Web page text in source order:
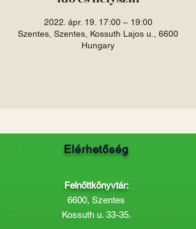
2022. ápr. 19. 17:00 – 19:00
Szentes, Szentes, Kossuth Lajos u., 6600
Hungary
Elérhetőség
Felnőttkönyvtár:
6600, Szentes
Kossuth u. 33-35.